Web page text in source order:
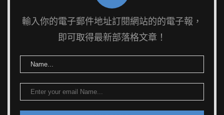
輸入你的電子郵件地址訂閱網站的的電子報，
即可取得最新部落格文章！